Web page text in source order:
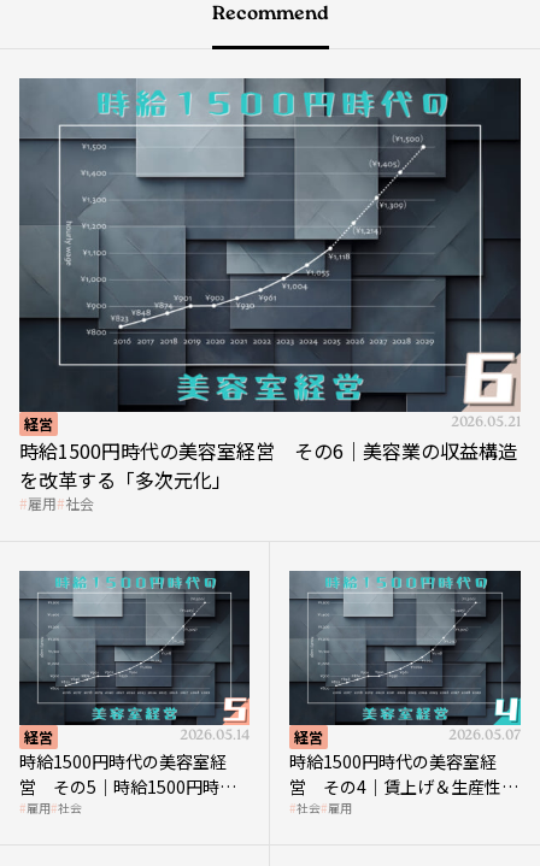
Recommend
経営 2026.05.21
時給1500円時代の美容室経営 その6｜美容業の収益構造
を改革する「多次元化」
雇用 社会
経営 2026.05.14
時給1500円時代の美容室経
営 その5｜時給1500円時代
の到来は美容業の収益構造を
雇用 社会
経営 2026.05.07
時給1500円時代の美容室経
営 その4｜賃上げ＆生産性向
上につなげる賢い助成金活用
社会 雇用